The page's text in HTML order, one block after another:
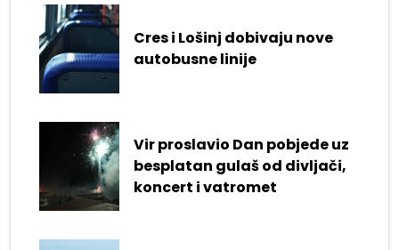
Cres i Lošinj dobivaju nove
autobusne linije
Vir proslavio Dan pobjede uz
besplatan gulaš od divljači,
koncert i vatromet